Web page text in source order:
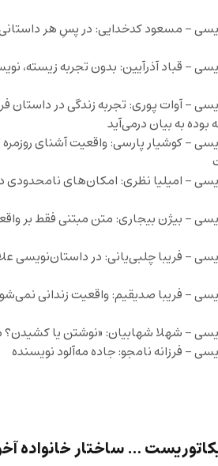
– مسعود کدخدایی: در پسِ هر
– قباد آذرآیین: بدون تجربه‌ زیسته،
– آوات پوری: تجربه‌ زندگی در داستان
بوده به بیان درمی‌آید
– کوشیار پارسی: واقعیت آشنای
– امیلیا نظری: امکان‌های نامحدودی
– بیژن بیجاری: متن مبتنی فقط بر
– فریبا چلبی‌یانی: در داستان‌نویسی
– فریبا صدیقیم: واقعیت زندانی
– شهلا شهابیان: «نوشتن یا
– فرزانه نامجو: جاده مه‌آلود نویسنده
کامبیز درمبخش، هنرمند کاریکاتوریست که آرزو داشت همه دنیا با یک زبان صحبت کند درگذشت